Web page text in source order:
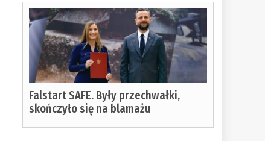
Falstart SAFE. Były przechwałki,
skończyło się na blamażu